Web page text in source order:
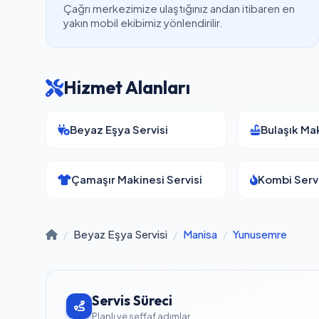
Çağrı merkezimize ulaştığınız andan itibaren en
yakın mobil ekibimiz yönlendirilir.
Hizmet Alanları
Beyaz Eşya Servisi Bulaşık
Çamaşır Makinesi Servisi Kombi
/ Beyaz Eşya Servisi / Manisa / Yunusemre
Servis Süreci
Planlı ve şeffaf adımlar